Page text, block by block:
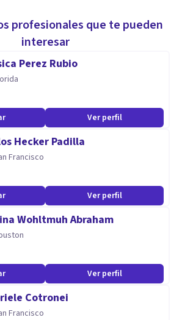
trauma y estoy próxima a certificarme
profesionales que te pueden
interesar
Perez Rubio
Ver perfil
Hecker Padilla
Francisco
Ver perfil
Wohltmuh Abraham
Ver perfil
Cotronei
Francisco